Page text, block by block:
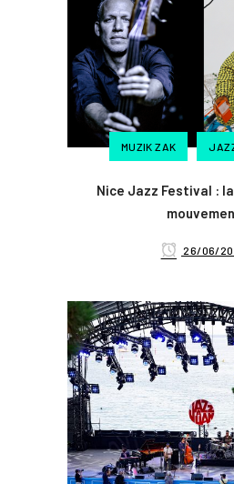
MUZIK ZAK
Nice Jazz Festival :
26/06/